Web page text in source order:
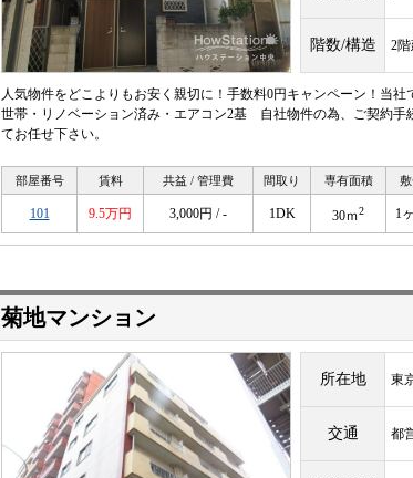
階数/構造 2
人気物件をどこよりもお安く親切に！手数料0円キャンペーン！当
世帯・リノベーション済み・エアコン2基 自社物件の為、ご契約手
てお任せ下さい。
部屋番号 賃料 共益 / 管理費 間取り 専有面積
101 9.5万円 3,000円 / - 1DK 30ｍ2 1
菊地マンション
所在地 東
交通 都